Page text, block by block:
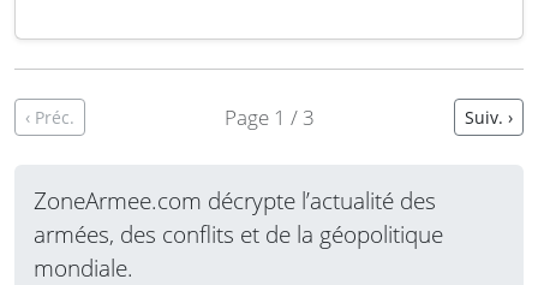
soutien européen accru à l’Ukraine, face aux
KF41 Lynx, reconnus pour leurs capacités
‹ Préc. Page 1 / 3 Suiv. ›
ZoneArmee.com décrypte l’actualité des
armées, des conflits et de la géopolitique
mondiale.